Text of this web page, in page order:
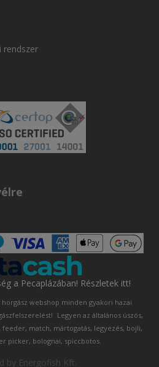
rendszer
a Pecaplázában! Részletek itt!
horgász webshop minden gyakori hazai
Legyen az általános úszós,
match, mártogatás, legyezés, bojli,
picker, bolognai, spiccbotos.
by Energofish Kft